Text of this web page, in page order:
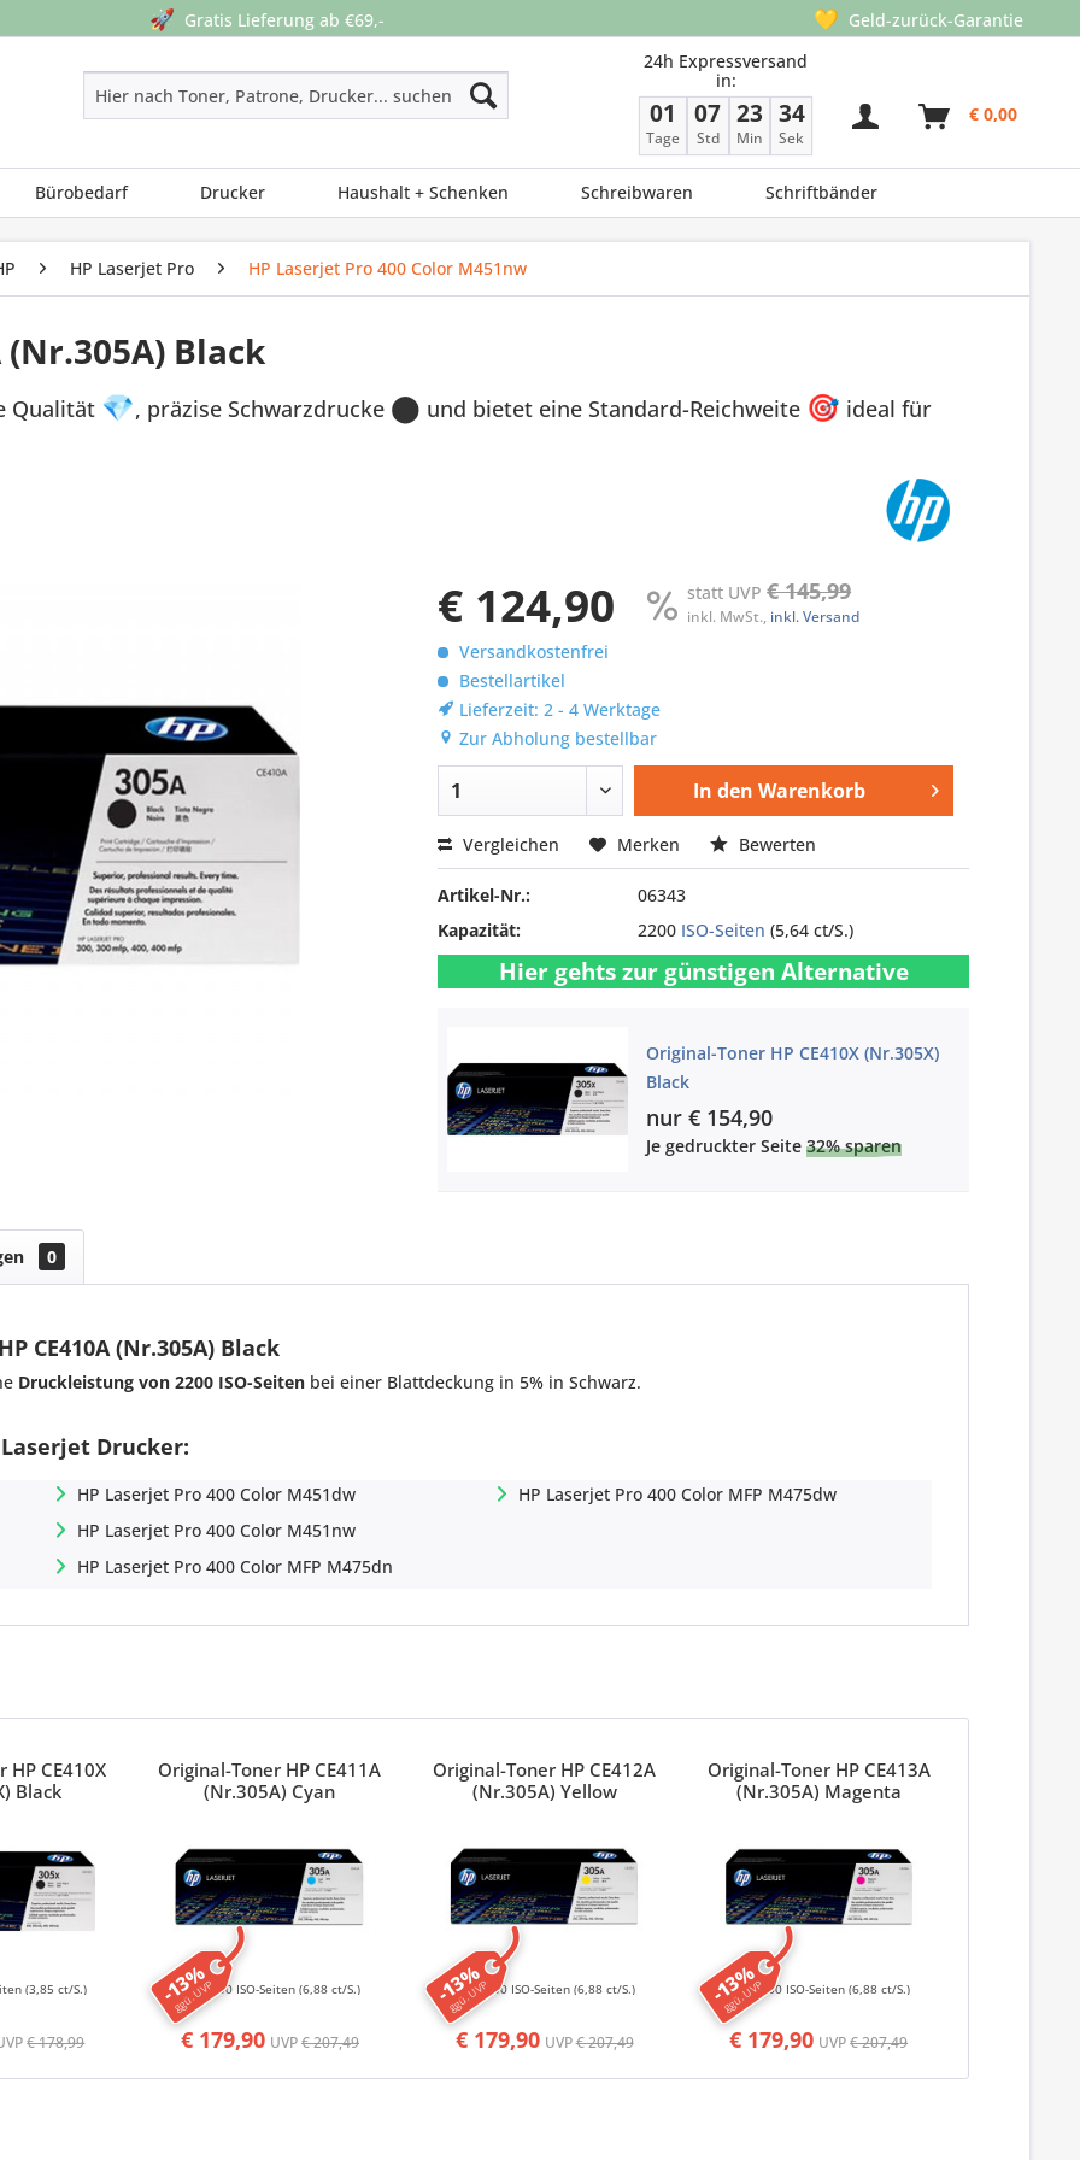
🚀 Gratis Lieferung ab €69,- 💛 Geld-zurück-Garantie
24h Expressversand
in:
01
Tage
07
Std
23
Min
34
Sek
€ 0,00
Bürobedarf Drucker Haushalt + Schenken Schreibwaren Schriftbänder
HP Laserjet Pro HP Laserjet Pro 400 Color M451nw
Black
Qualität 💎, präzise Schwarzdrucke ⬤ und bietet eine Standard-Reichweite 🎯 ideal für
€ 124,90 statt UVP€ 145,99
inkl. MwSt., inkl. Versand
Versandkostenfrei
Bestellartikel
Lieferzeit: 2 - 4 Werktage
Zur Abholung bestellbar
In den Warenkorb
Vergleichen Merken Bewerten
Artikel-Nr.:
06343
Kapazität:
2200 ISO-Seiten (5,64 ct/S.)
Hier gehts zur günstigen Alternative
Original-Toner HP CE410X (Nr.305X)
Black
nur € 154,90
Je gedruckter Seite32% sparen
0
CE410A (Nr.305A) Black
Druckleistung von 2200 ISO-Seiten bei einer Blattdeckung in 5% in Schwarz.
Drucker:
HP Laserjet Pro 400 Color M451dw
HP Laserjet Pro 400 Color M451nw
HP Laserjet Pro 400 Color MFP M475dn
HP Laserjet Pro 400 Color MFP M475dw
HP CE410X
Black
€ 178,99
(3,85 ct/S.) -13%
ggü. UVP
Original-Toner HP CE411A
(Nr.305A) Cyan
€ 179,90 UVP€ 207,49
2600 ISO-Seiten(6,88 ct/S.) -13%
ggü. UVP
Original-Toner HP CE412A
(Nr.305A) Yellow
€ 179,90 UVP€ 207,49
2600 ISO-Seiten(6,88 ct/S.) -13%
ggü. UVP
Original-Toner HP CE413A
(Nr.305A) Magenta
€ 179,90 UVP€ 207,49
2600 ISO-Seiten (6,88 ct/S.)